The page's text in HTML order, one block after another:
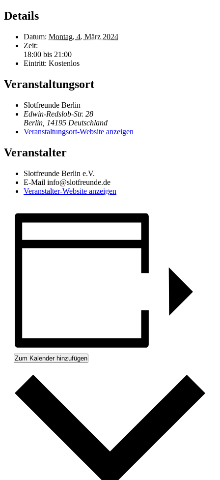
Details
Datum: Montag, 4. März 2024
Zeit:
18:00 bis 21:00
Eintritt: Kostenlos
Veranstaltungsort
Slotfreunde Berlin
Edwin-Redslob-Str. 28
Berlin 14195 Deutschland
Veranstaltungsort-Website anzeigen
Veranstalter
Slotfreunde Berlin e.V.
E-Mail info@slotfreunde.de
Veranstalter-Website anzeigen
Zum Kalender hinzufügen